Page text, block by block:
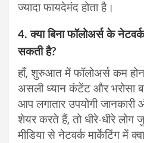
ज्यादा फायदेमंद होता है।
4. क्या बिना फॉलोअर्स के
सकती है?
हाँ, शुरुआत में फॉलोअर्स कम
असली ध्यान कंटेंट और भरोसा
आप लगातार उपयोगी
शेयर करते हैं, तो धीरे-धीरे
मीडिया से नेटवर्क मार्केटिंग में